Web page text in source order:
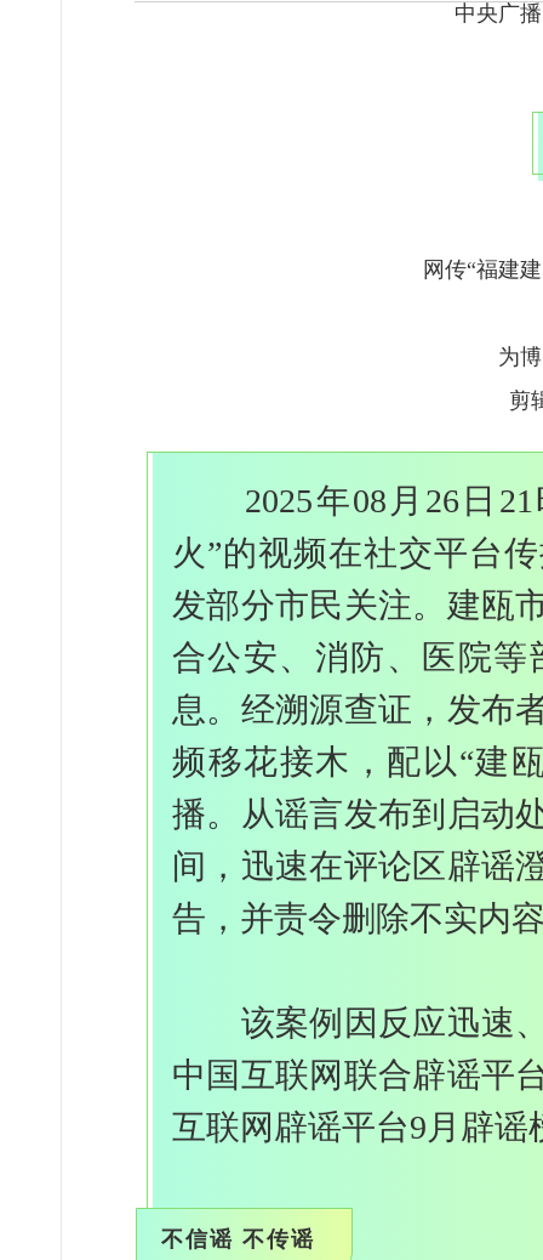
中央广
网传“福建
为
剪
2025年08月26日21
火”的视频在社交平台
发部分市民关注。建瓯
合公安、消防、医院
息。经溯源查证，发布
频移花接木，配以“建
播。从谣言发布到启动
间，迅速在评论区辟谣
告，并责令删除不实内
该案例因反应迅速、
中国互联网联合辟谣平
互联网辟谣平台9月辟谣
不信谣 不传谣